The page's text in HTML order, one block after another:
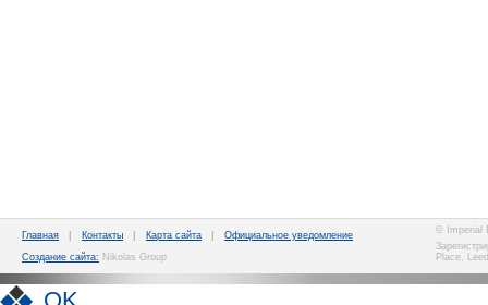
Главная Контакты Карта сайта
Официальное уведомление
Создание сайта: Nikolas Group
© Imperial
Place,